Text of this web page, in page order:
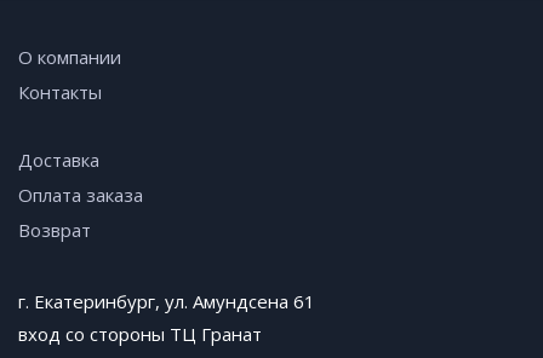
О компании
Контакты
Доставка
Оплата заказа
Возврат
г. Екатеринбург, ул. Амундсена 61
вход со стороны ТЦ Гранат